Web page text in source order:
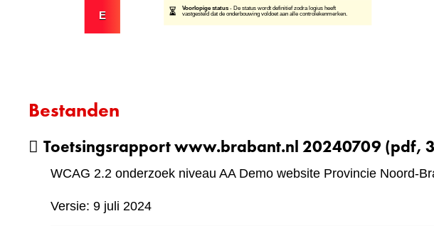
Bestanden
Toetsingsrapport www.brabant.nl 20240709 (pdf,
WCAG 2.2 onderzoek niveau AA Demo website Provincie Noord-
Versie: 9 juli 2024